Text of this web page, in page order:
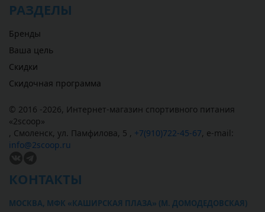
РАЗДЕЛЫ
Бренды
Ваша цель
Скидки
Скидочная программа
© 2016 -2026, Интернет-магазин спортивного питания
«2scoop»
, Смоленск, ул. Памфилова, 5 , +7(910)722-45-67, e-mail:
info@2scoop.ru
КОНТАКТЫ
МОСКВА, МФК «КАШИРСКАЯ ПЛАЗА» (М. ДОМОДЕДОВСКАЯ)